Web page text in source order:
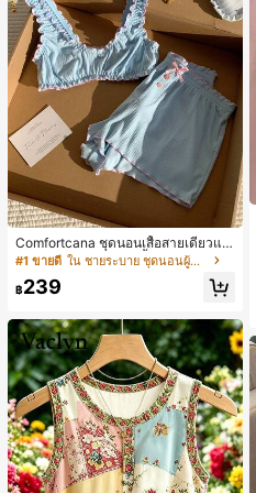
Comfortcana ชุดนอนเสื้อสายเดี่ยวแต่
งระบายและกางเกงขาสั้นสำหรับผู้หญิง
#1 ขายดี ใน ชายระบาย ชุดนอนผู้หญิง
฿239